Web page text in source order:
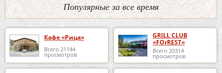
Популярные за все время
Кафе «Рица»
Всего 21144
просмотров
GRILL CLUB
«FOrREST»
Всего 20314
просмотров